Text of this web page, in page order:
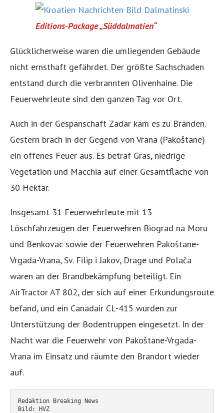
Editions-Package „Süddalmatien“
Glücklicherweise waren die umliegenden Gebäude
nicht ernsthaft gefährdet. Der größte Sachschaden
entstand durch die verbrannten Olivenhaine. Die
Feuerwehrleute sind den ganzen Tag vor Ort.
Auch in der Gespanschaft Zadar kam es zu Bränden.
Gestern brach in der Gegend von Vrana (Pakoštane)
ein offenes Feuer aus. Es betraf Gras, niedrige
Vegetation und Macchia auf einer Gesamtfläche von
30 Hektar.
Insgesamt 31 Feuerwehrleute mit 13
Löschfahrzeugen der Feuerwehren Biograd na Moru
und Benkovac sowie der Feuerwehren Pakoštane-
Vrgada-Vrana, Sv. Filip i Jakov, Drage und Polača
waren an der Brandbekämpfung beteiligt. Ein
AirTractor AT 802, der sich auf einer Erkundungsroute
befand, und ein Canadair CL-415 wurden zur
Unterstützung der Bodentruppen eingesetzt. In der
Nacht war die Feuerwehr von Pakoštane-Vrgada-
Vrana im Einsatz und räumte den Brandort wieder
auf.
Redaktion Breaking News
Bild: HVZ